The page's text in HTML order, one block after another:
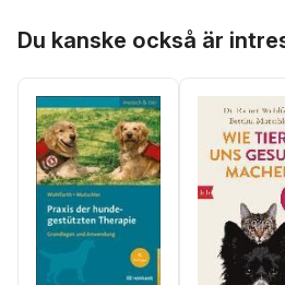
Du kanske också är